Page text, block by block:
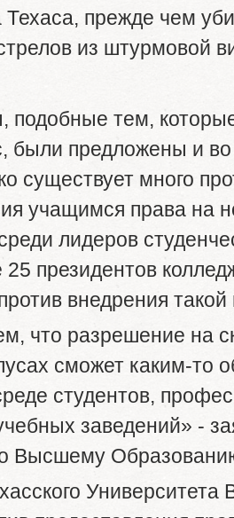
Техаса, прежде чем
из штурмовой
тем,
были предложены и во
существует много
учащимся права на
лидеров
президентов
внедрения
что разрешение на
сможет каким-то
студентов,
заведений» -
Высшему